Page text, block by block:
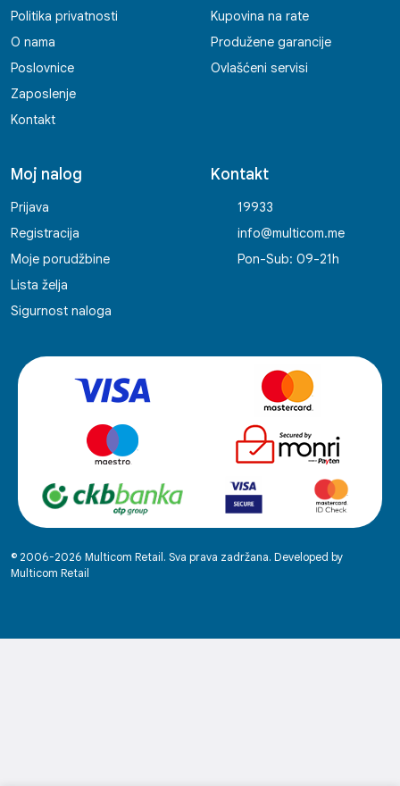
Politika privatnosti
O nama
Poslovnice
Zaposlenje
Kontakt
Kupovina na rate
Produžene garancije
Ovlašćeni servisi
Moj nalog
Prijava
Registracija
Moje porudžbine
Lista želja
Sigurnost naloga
Kontakt
19933
info@multicom.me
Pon-Sub: 09-21h
© 2006-2026 Multicom Retail. Sva prava zadržana. Developed by
Multicom Retail